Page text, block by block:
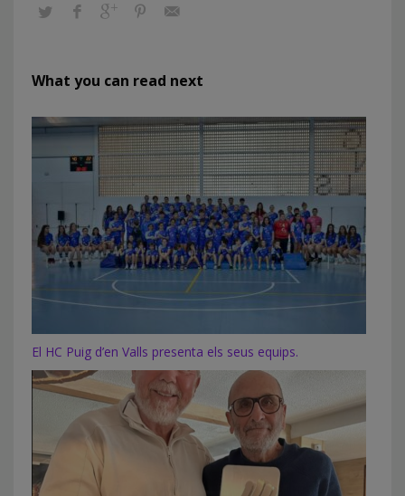
What you can read next
El HC Puig d’en Valls presenta els seus equips.